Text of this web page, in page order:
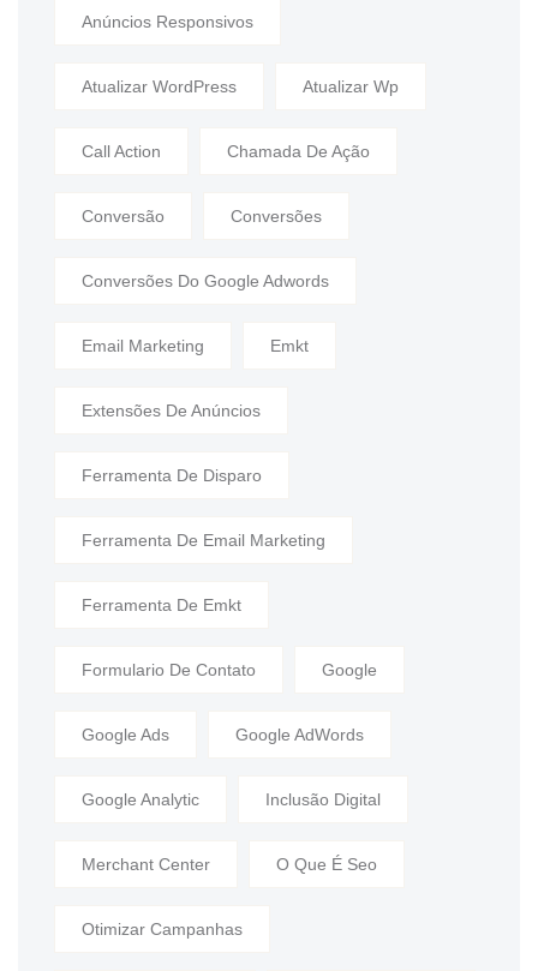
Anúncios Responsivos
Atualizar WordPress Atualizar Wp
Call Action Chamada De Ação
Conversão Conversões
Conversões Do Google Adwords
Email Marketing Emkt
Extensões De Anúncios
Ferramenta De Disparo
Ferramenta De Email Marketing
Ferramenta De Emkt
Formulario De Contato Google
Google Ads Google AdWords
Google Analytic Inclusão Digital
Merchant Center O Que É Seo
Otimizar Campanhas